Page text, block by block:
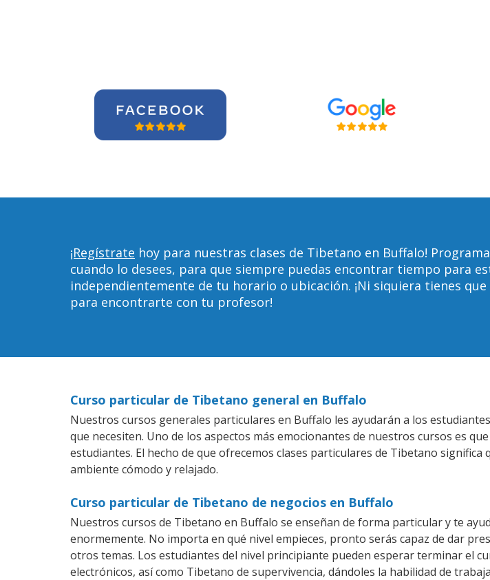
¡Regístrate hoy para nuestras clases de Tibetano en Buffalo!
cuando lo desees, para que siempre puedas encontrar tiempo para
independientemente de tu horario o ubicación. ¡Ni siquiera tienes que
para encontrarte con tu profesor!
Curso particular de Tibetano general en Buffalo
Nuestros cursos generales particulares en Buffalo les ayudarán a los
que necesiten. Uno de los aspectos más emocionantes de nuestros cursos es
estudiantes. El hecho de que ofrecemos clases particulares de Tibetano
ambiente cómodo y relajado.
Curso particular de Tibetano de negocios en Buffalo
Nuestros cursos de Tibetano en Buffalo se enseñan de forma particular y te
enormemente. No importa en qué nivel empieces, pronto serás capaz de dar
otros temas. Los estudiantes del nivel principiante pueden esperar terminar el
electrónicos, así como Tibetano de supervivencia, dándoles la habilidad de